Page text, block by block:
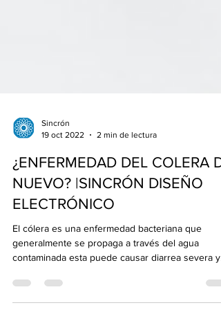
Sincrón
¿ENFERMEDAD DEL COLERA
NUEVO? |SINCRÓN DISEÑO
El cólera es una enfermedad bacteriana que
generalmente se propaga a través del agua